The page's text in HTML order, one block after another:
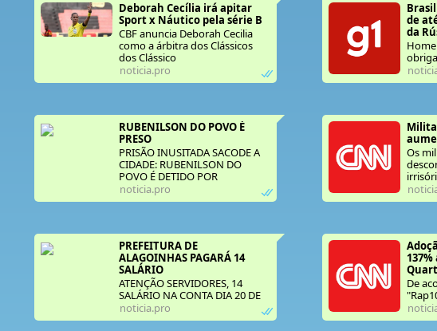
Deborah Cecília irá apitar
Sport x Náutico pela série B
CBF anuncia Deborah Cecilia
como a árbitra dos Clássicos
dos Clássico
noticia.pro
de
RUBENILSON DO POVO É
PRESO
PRISÃO INUSITADA SACODE A
CIDADE: RUBENILSON DO
POVO É DETIDO POR
“EXCESSO DE GOSTOSURA” —
EM NOTA, ELE ENTREGA O
noticia.pro
Os
ainda
PREFEITURA DE
ALAGOINHAS PAGARÁ 14
ATENÇÃO SERVIDORES, 14
SALÁRIO NA CONTA DIA 20 DE
DEZEMBRO
noticia.pro
De
dos